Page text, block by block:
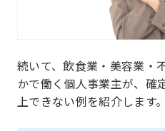
続いて、飲食業・美容業・
かで働く個人事業主が、確
上できない例を紹介します。